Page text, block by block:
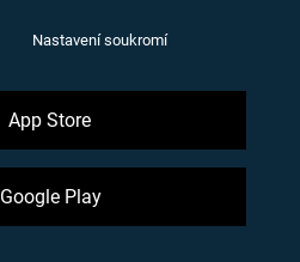
Nastavení soukromí
App Store
Google Play